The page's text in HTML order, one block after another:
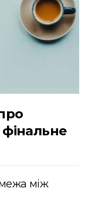
межа між